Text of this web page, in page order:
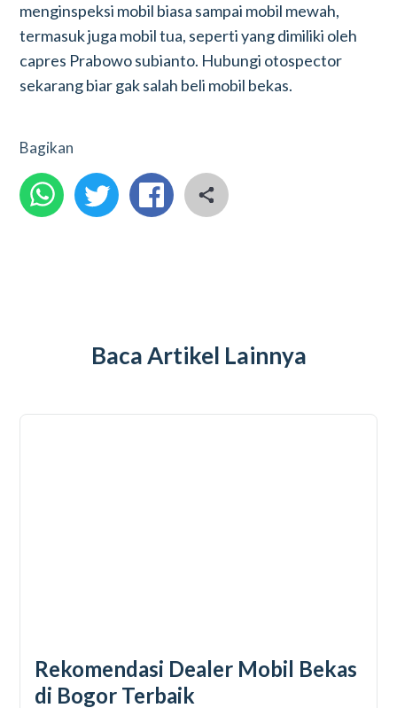
menginspeksi mobil biasa sampai mobil mewah,
termasuk juga mobil tua, seperti yang dimiliki oleh
capres Prabowo subianto. Hubungi otospector
sekarang biar gak salah beli mobil bekas.
Bagikan
Baca Artikel Lainnya
Rekomendasi Dealer Mobil Bekas
di Bogor Terbaik